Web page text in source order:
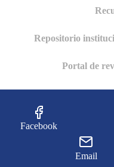
Repositorio
Portal de
Facebook
Email